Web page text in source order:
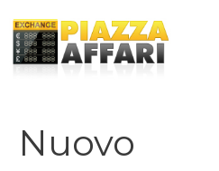
contenuto
Nuovo